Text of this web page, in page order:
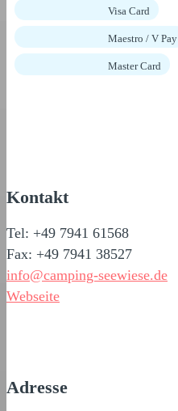
Visa Card
Maestro / V Pay
Master Card
Kontakt
Tel: +49 7941 61568
Fax: +49 7941 38527
info@camping-seewiese.de
Webseite
Adresse